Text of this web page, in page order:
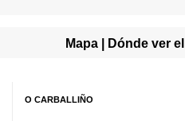
Mapa | Dónde ver
O CARBALLIÑO